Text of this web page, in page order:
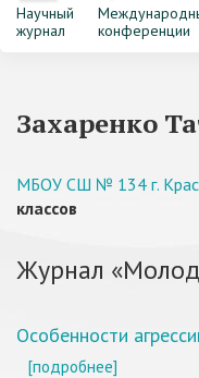
Научный
журнал
конференции
Захаренко
МБОУ СШ № 134 г.
классов
Журнал
Особенности
[подробнее]